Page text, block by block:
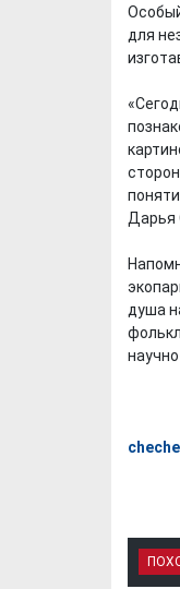
для
Дарья
душа